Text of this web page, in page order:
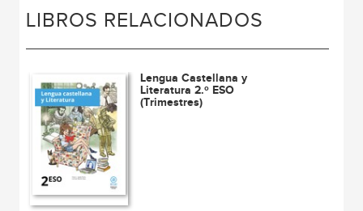
LIBROS RELACIONADOS
Lengua Castellana y
Literatura 2.º ESO
(Trimestres)